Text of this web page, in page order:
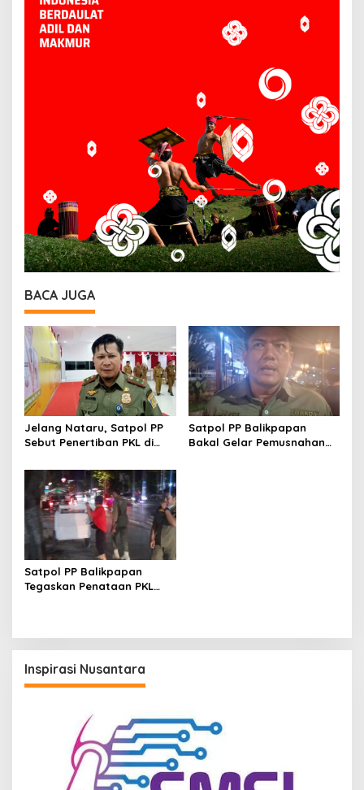
BACA JUGA
Jelang Nataru, Satpol PP
Sebut Penertiban PKL di
Pembinaan
Satpol PP Balikpapan
Bakal Gelar Pemusnahan
Satpol PP Balikpapan
Tegaskan Penataan PKL
Inspirasi Nusantara